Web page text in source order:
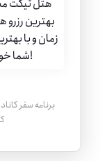
هتل تیکت
بهترین رزرو
زمان و با
شما خواهد کرد!
برنامه سفر کانادا